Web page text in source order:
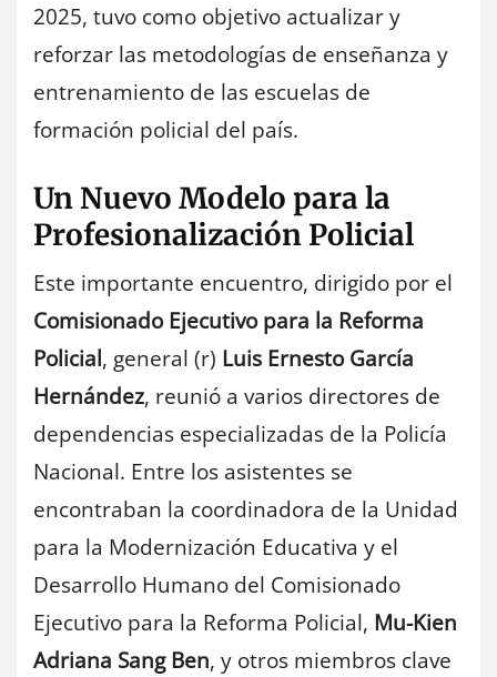
2025, tuvo como objetivo actualizar y
reforzar las metodologías de enseñanza y
entrenamiento de las escuelas de
formación policial del país.
Un Nuevo Modelo para la
Profesionalización Policial
Este importante encuentro, dirigido por el
Comisionado Ejecutivo para la Reforma
Policial, general (r) Luis Ernesto García
Hernández, reunió a varios directores de
dependencias especializadas de la Policía
Nacional. Entre los asistentes se
encontraban la coordinadora de la Unidad
para la Modernización Educativa y el
Desarrollo Humano del Comisionado
Ejecutivo para la Reforma Policial, Mu-Kien
Adriana Sang Ben, y otros miembros clave